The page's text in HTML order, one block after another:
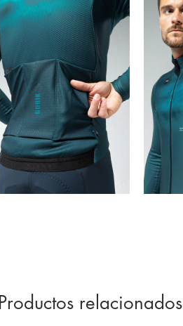
Productos relacionados